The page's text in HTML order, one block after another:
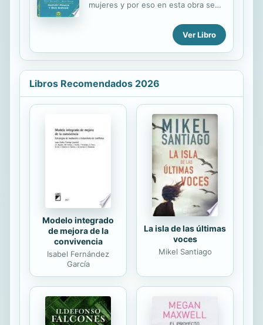
es que, sin excepción, los hechos
conocimiento de la prensa en
general, y ni siquiera fueron
mujeres y por eso en esta obra se
y educado, en las peculiaridades de
las jugadoras ofreciéndoles sus
mejores enseñanzas.
Ver Libro
Libros Recomendados 2026
Modelo integrado
de mejora de la
convivencia
Isabel Fernández
García
La isla de las últimas
voces
Mikel Santiago